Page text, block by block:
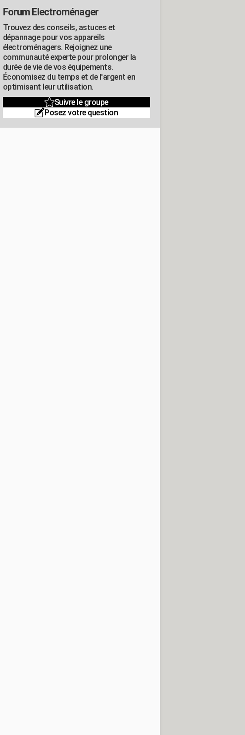
Forum Electroménager
Trouvez des conseils, astuces et
dépannage pour vos appareils
électroménagers. Rejoignez une
communauté experte pour prolonger la
durée de vie de vos équipements.
Économisez du temps et de l'argent en
optimisant leur utilisation.
Suivre le groupe
Posez votre question